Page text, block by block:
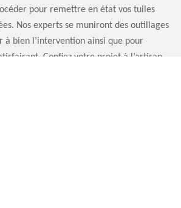
pour remettre en état vos tuiles
Nos experts se muniront des outillages
à bien l’intervention ainsi que pour
Confiez votre projet à l’artisan